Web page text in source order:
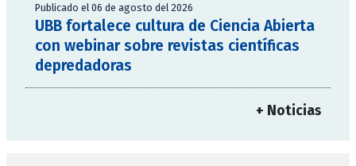
Publicado el 06 de agosto del 2026
UBB fortalece cultura de Ciencia Abierta
con webinar sobre revistas científicas
depredadoras
+ Noticias